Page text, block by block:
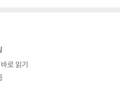
로 읽기